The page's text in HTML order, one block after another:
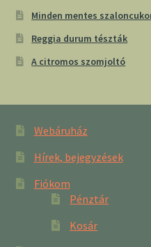
Minden mentes
Reggia durum tészták
A citromos szomjoltó
Webáruház
Hírek, bejegyzések
Fiókom
Pénztár
Kosár